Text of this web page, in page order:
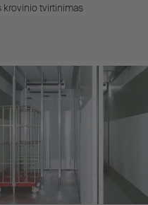
krovinio tvirtinimas